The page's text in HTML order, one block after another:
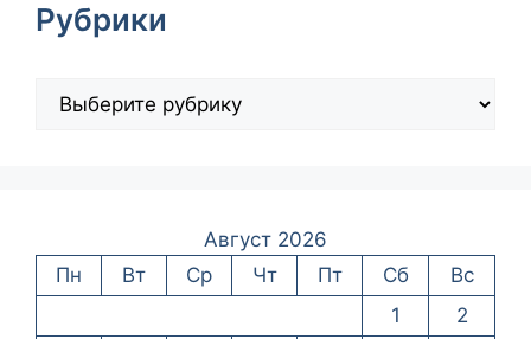
Рубрики
Август 2026
Пн
Вт Ср Чт Пт Сб
Вс
1
2